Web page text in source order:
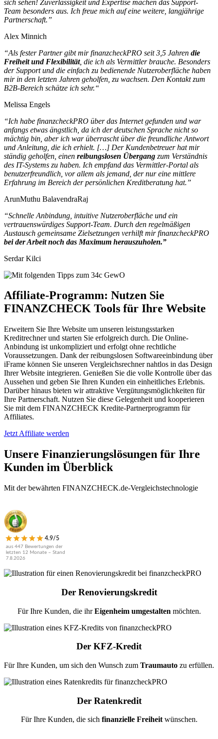
sich sehen! Zuverlässigkeit und Expertise machen das Support-
Team besonders aus. Ich freue mich auf eine weitere, langjährige
Partnerschaft.”
Alex Minnich
“Als fester Partner gibt mir finanzcheckPRO seit 3,5 Jahren die
Freiheit und Flexibilität, die ich als Vermittler brauche. Besonders
der Support und die einfach zu bedienende Nutzeroberfläche haben
mir in den letzten Jahren geholfen, zu wachsen. Den Kontakt zum
B2B-Bereich schätze ich sehr.“
Melissa Engels
“Ich habe finanzcheckPRO über das Internet gefunden und war
anfangs etwas ängstlich, da ich der deutschen Sprache nicht so
mächtig bin, aber ich war überrascht über die freundliche Antwort
und Anleitung, die ich erhielt. […] Der Kundenbetreuer hat mir
ständig geholfen, einen reibungslosen Übergang zum Verständnis
des IT-Systems zu haben. Ich empfand das Vermittler-Portal als
benutzerfreundlich, vor allem als jemand, der nur eine mittlere
Erfahrung im Bereich derpersönlichen Kreditberatung hat.”
ArunMuthu BalavendraRaj
“Schnelle Anbindung, intuitive Nutzeroberfläche und ein
vertrauenswürdiges Support-Team. Durch den regelmäßigen
Austausch gemeinsame Zielsetzungen verhilftmir finanzcheckPRO
bei der Arbeit noch das Maximum herauszuholen.”
Serdar Kilci
Affiliate-Programm: Nutzen Sie
FINANZCHECK Tools für Ihre Website
Erweitern Sie Ihre Website um unseren leistungsstarken
Kreditrechner und starten Sie erfolgreich durch. Die Online-
Anbindung ist unkompliziert und erfolgt ohne rechtliche
Voraussetzungen. Dank der reibungslosen Softwareeinbindung über
iFrame können Sie unseren Vergleichsrechner nahtlos in das Design
Ihrer Website integrieren. Genießen Sie die volle Kontrolle über das
Aussehen und geben Sie Ihren Kunden ein einheitliches Erlebnis.
Darüber hinaus bieten wir attraktive Vergütungsmöglichkeiten für
Ihre Partnerschaft. Nutzen Sie diese Gelegenheit und kooperieren
Sie mit dem FINANZCHECK Kredite-Partnerprogramm für
Affiliates.
Jetzt Affiliate werden
Unsere Finanzierungslösungen für Ihre
Kunden im Überblick
Mit der bewährten FINANZCHECK.de-Vergleichstechnologie
4.9/5
aus 447 Bewertungen der
letzten 12 Monate – Stand
7.8.2026
Der Renovierungskredit
Für Ihre Kunden, die ihrEigenheim umgestalten möchten.
Der KFZ-Kredit
Für Ihre Kunden, um sich den Wunsch zum Traumauto zu erfüllen.
Der Ratenkredit
Für Ihre Kunden, die sich finanzielle Freiheitwünschen.